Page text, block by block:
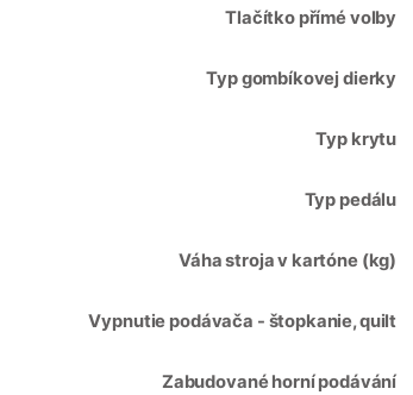
Tlačítko přímé volby
Typ gombíkovej dierky
Typ krytu
Typ pedálu
Váha stroja v kartóne (kg)
Vypnutie podávača - štopkanie, quilt
Zabudované horní podávání